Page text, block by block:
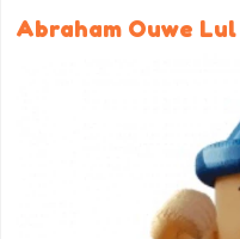
Abraham Ouwe